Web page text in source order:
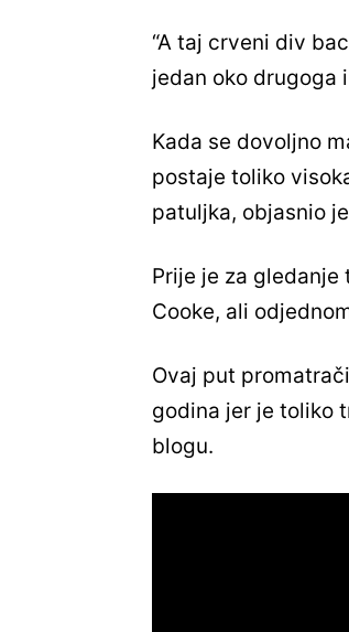
“A taj crveni div
jedan oko drugoga
Kada se dovoljno
postaje toliko
patuljka, objasnio
Prije je za
Cooke, ali
Ovaj put
godina jer je toliko
blogu.